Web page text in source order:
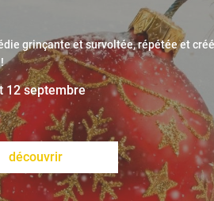
grinçante et survoltée, répétée et
12 septembre
découvrir